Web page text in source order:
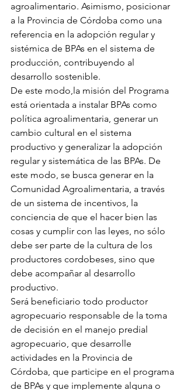
agroalimentario. Asimismo, posicionar
a la Provincia de Córdoba como una
referencia en la adopción regular y
sistémica de BPAs en el sistema de
producción, contribuyendo al
desarrollo sostenible.
De este modo,la misión del Programa
está orientada a instalar BPAs como
política agroalimentaria, generar un
cambio cultural en el sistema
productivo y generalizar la adopción
regular y sistemática de las BPAs. De
este modo, se busca generar en la
Comunidad Agroalimentaria, a través
de un sistema de incentivos, la
conciencia de que el hacer bien las
cosas y cumplir con las leyes, no sólo
debe ser parte de la cultura de los
productores cordobeses, sino que
debe acompañar al desarrollo
productivo.
Será beneficiario todo productor
agropecuario responsable de la toma
de decisión en el manejo predial
agropecuario, que desarrolle
actividades en la Provincia de
Córdoba, que participe en el programa
de BPAs y que implemente alguna o